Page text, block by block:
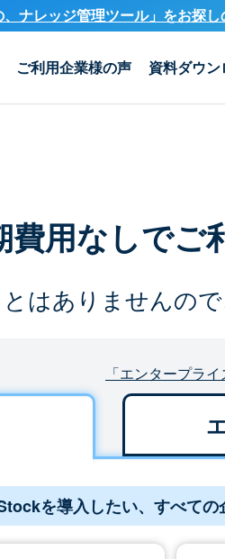
、ナレッジ管理ツール」をお探し
ご利用企業様の声 資料ダウン
費用なしでご
はありませんの
「エンタープラ
を導入したい、すべての